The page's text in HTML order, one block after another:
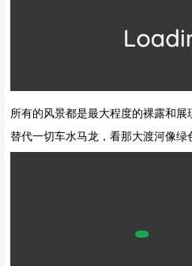
所有的风景都是最大程度的裸露和
替代一切车水马龙，看那大渡河像绿